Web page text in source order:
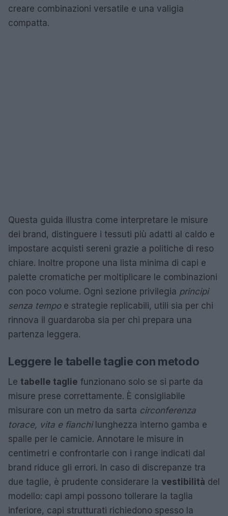
creare combinazioni versatile e una valigia
compatta.
Questa guida illustra come interpretare le misure
dei brand, distinguere i tessuti più adatti al caldo e
impostare acquisti sereni grazie a politiche di reso
chiare. Inoltre propone una lista minima di capi e
palette cromatiche per moltiplicare le combinazioni
con poco volume. Ogni sezione privilegia principi
senza tempoe strategie replicabili, utili sia per chi
rinnova il guardaroba sia per chi prepara una
partenza leggera.
Leggere le tabelle taglie con metodo
Le tabelle taglie funzionano solo se si parte da
misure prese correttamente. È consigliabile
misurare con un metro da sarta circonferenza
torace, vita e fianchilunghezza interno gamba e
spalle per le camicie. Annotare le misure in
centimetri e confrontarle con i range indicati dal
brand riduce gli errori. In caso di discrepanze tra
due taglie, è prudente considerare la vestibilità del
modello: capi ampi possono tollerare la taglia
inferiore, capi strutturati richiedono spesso la